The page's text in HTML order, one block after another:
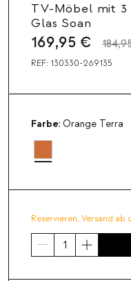
TV-Möbel mit 3
Glas Soan
169,95 €
REF: 130330-269135
Farbe: Orange Terra
Reservieren, Versand ab